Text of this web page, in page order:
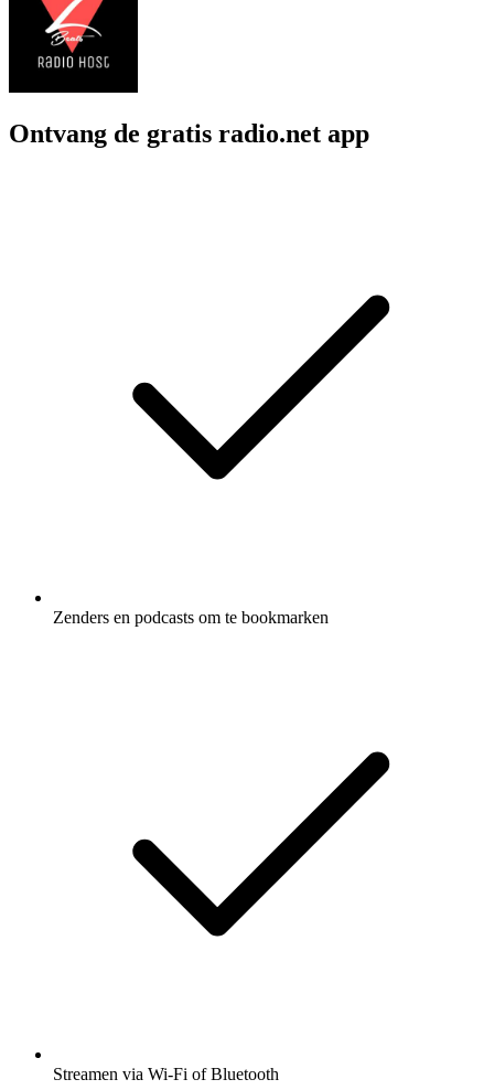
Ontvang de gratis radio.net app
Zenders en podcasts om te bookmarken
Streamen via Wi-Fi of Bluetooth